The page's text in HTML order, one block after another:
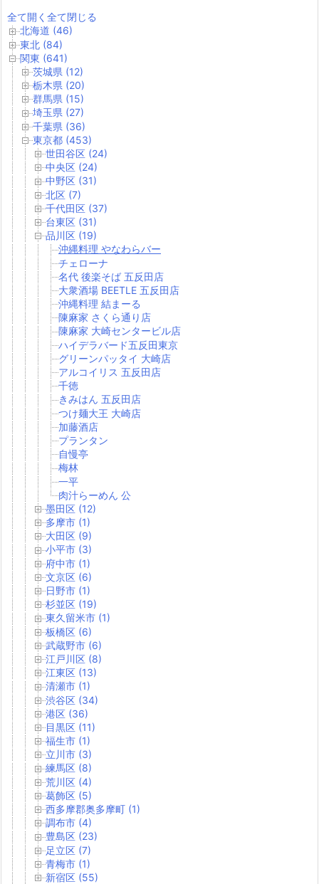
全て開く 全て閉じる
北海道 (46)
東北 (84)
関東 (641)
茨城県 (12)
栃木県 (20)
群馬県 (15)
埼玉県 (27)
千葉県 (36)
東京都 (453)
世田谷区 (24)
中央区 (24)
中野区 (31)
北区 (7)
千代田区 (37)
台東区 (31)
品川区 (19)
沖縄料理 やなわらバー
チェローナ
名代 後楽そば 五反田店
大衆酒場 BEETLE 五反田店
沖縄料理 結まーる
陳麻家 さくら通り店
陳麻家 大崎センタービル店
ハイデラバード五反田東京
グリーンパッタイ 大崎店
アルコイリス 五反田店
千徳
きみはん 五反田店
つけ麺大王 大崎店
加藤酒店
プランタン
自慢亭
梅林
一平
肉汁らーめん 公
墨田区 (12)
多摩市 (1)
大田区 (9)
小平市 (3)
府中市 (1)
文京区 (6)
日野市 (1)
杉並区 (19)
東久留米市 (1)
板橋区 (6)
武蔵野市 (6)
江戸川区 (8)
江東区 (13)
清瀬市 (1)
渋谷区 (34)
港区 (36)
目黒区 (11)
福生市 (1)
立川市 (3)
練馬区 (8)
荒川区 (4)
葛飾区 (5)
西多摩郡奥多摩町 (1)
調布市 (4)
豊島区 (23)
足立区 (7)
青梅市 (1)
新宿区 (55)